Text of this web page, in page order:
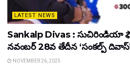
LATEST NEWS
Sankalp Divas : సుచిరిండియా
నవంబర్ 28వ తేదీన ‘సంకల్ప్
NOVEMBER 26, 2025